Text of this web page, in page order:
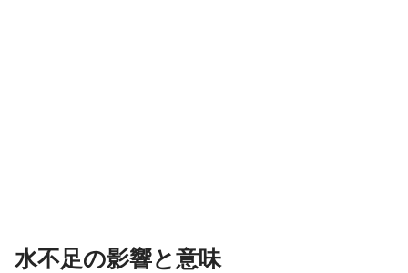
水不足の影響と意味